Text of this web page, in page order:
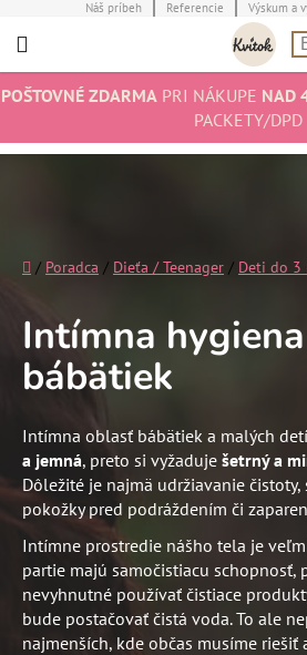
na
Náš príbeh Referencie Výskum a
POŠTOVNÉ ZDARMAPRI NÁKUPE NAD
PACKETY/DPD
Domov
/ Poradca / Dieťa / Teenager / Deti do 3
Intímna
bábätiek
Intímna oblasť bábätiek a malých
a jemná, preto si vyžaduje šetrný a
Dôležité je najmä udržiavanie čistoty,
pokožky pred podráždením či
Intímne prostredie nášho tela je
partie majú samočistiacu schopnosť,
nevyhnutné používať čistiace
bude postačovať čistá voda. To ale
najmenších, kde občas musíme